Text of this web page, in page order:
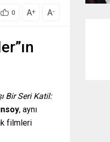
0 A+ A-
Bir Seri Katil:
, aynı
filmleri